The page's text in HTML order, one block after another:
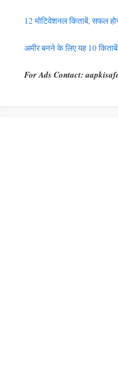
12 मोटिवेशनल किताबें, सफल
अमीर बनने के लिए यह 10
For Ads Contact: